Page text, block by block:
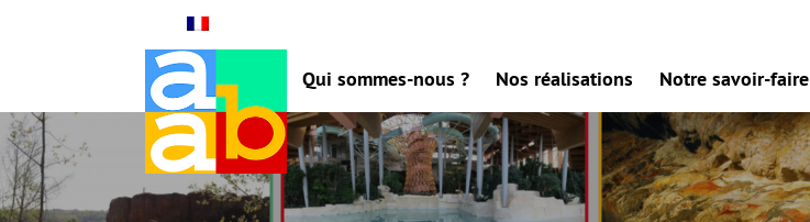
Qui sommes-nous ? Nos réalisations Notre savoir-faire